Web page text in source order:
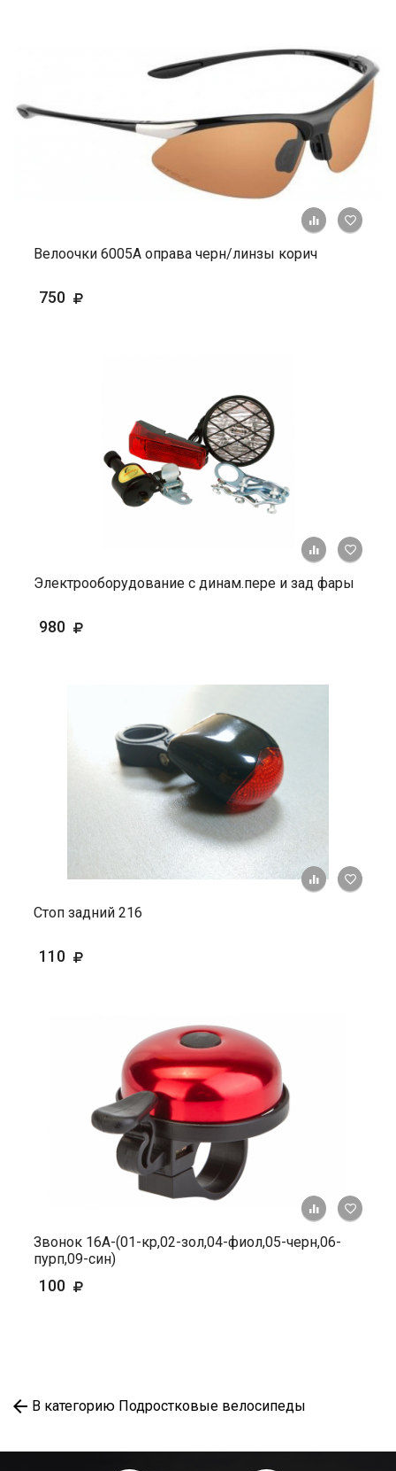
+ К
Велоочки 6005А оправа черн/линзы корич
750
+ К
Электрооборудование с динам.пере и зад фары
980
+ К
Стоп задний 216
110
+ К
Звонок 16А-(01-кр,02-зол,04-фиол,05-черн,06-
пурп,09-син)
100
В категорию Подростковые велосипеды